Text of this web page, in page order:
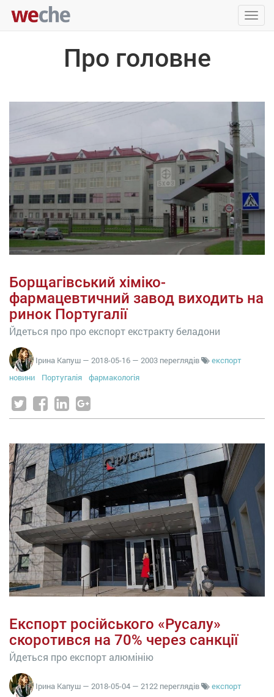
Про головне
Борщагівський хіміко-
фармацевтичний завод виходить на
ринок Португалії
Йдеться про про експорт екстракту беладони
Ірина Капуш — 2018-05-16 — 2003 переглядів
експорт
новини
Португалія фармакологія
Експорт російського «Русалу»
скоротився на 70% через санкції
Йдеться про експорт алюмінію
Ірина Капуш — 2018-05-04 — 2122 переглядів
експорт